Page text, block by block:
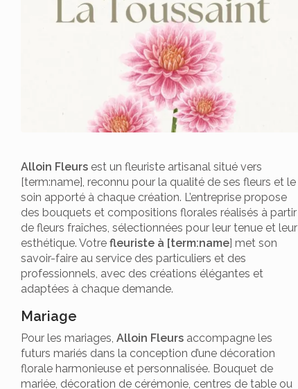
Alloin Fleurs est un fleuriste artisanal situé vers
[term:name], reconnu pour la qualité de ses fleurs et le
soin apporté à chaque création. L’entreprise propose
des bouquets et compositions florales réalisés à partir
de fleurs fraîches, sélectionnées pour leur tenue et leur
esthétique. Votre fleuriste à [term:name] met son
savoir-faire au service des particuliers et des
professionnels, avec des créations élégantes et
adaptées à chaque demande.
Mariage
Pour les mariages, Alloin Fleurs accompagne les
futurs mariés dans la conception d’une décoration
florale harmonieuse et personnalisée. Bouquet de
mariée, décoration de cérémonie, centres de table ou